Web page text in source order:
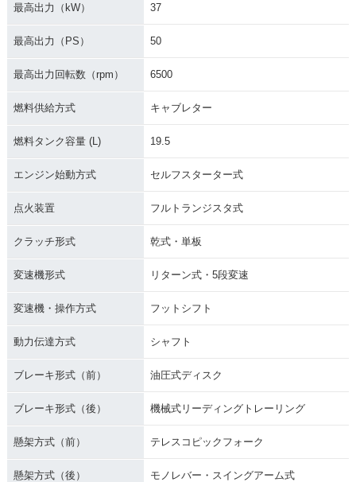
最高出力（kW） 37
最高出力（PS） 50
最高出力回転数（rpm） 6500
燃料供給方式 キャブレター
燃料タンク容量 (L) 19.5
エンジン始動方式 セルフスターター式
点火装置 フルトランジスタ式
クラッチ形式 乾式・単板
変速機形式 リターン式・5段変速
変速機・操作方式 フットシフト
動力伝達方式 シャフト
ブレーキ形式（前） 油圧式ディスク
ブレーキ形式（後） 機械式リーディングトレーリング
懸架方式（前） テレスコピックフォーク
懸架方式（後） モノレバー・スイングアーム式